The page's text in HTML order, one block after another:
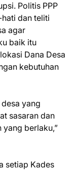
Politis PPP
dan teliti
agar
baik itu
Dana Desa
kebutuhan
yang
sasaran dan
berlaku,”
setiap Kades